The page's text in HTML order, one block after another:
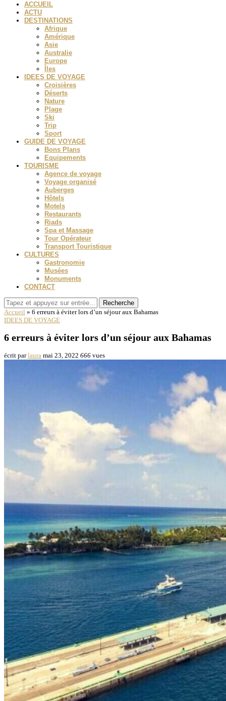
ACCUEIL
ACTU
DESTINATIONS
Afrique
Amérique
Asie
Australie
Europe
Îles
IDEES DE VOYAGE
Croisières
Déserts
Nature
Plage
Ski
Trip
Sport
GUIDE DE VOYAGE
Bons Plans
Equipements
TOURISME
Agence de voyage
Voyage organisé
Auberges
Hôtels
Motels
Restaurants
Riads
Spa et Massage
Tour Opérateur
Transport Touristique
CULTURES
Gastronomie
Musées
Monuments
CONTACT
Recherche
Accueil » 6 erreurs à éviter lors d’un séjour aux Bahamas
IDEES DE VOYAGE
6 erreurs à éviter lors d’un séjour aux Bahamas
écrit parlaura mai 23, 2022 666 vues